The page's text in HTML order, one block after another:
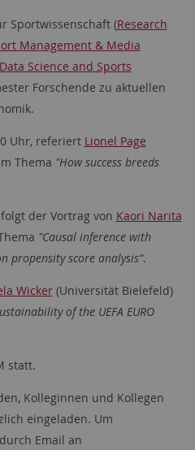
Sportwissenschaft (Research
Management & Media
Data Science and Sports
Forschende zu aktuellen
Uhr, referiert Lionel Page
Thema "How success breeds
der Vortrag von Kaori Narita
"Causal inference with
propensity score analysis“.
Wicker(Universität Bielefeld)
of the UEFA EURO
statt.
Kolleginnen und Kollegen
eingeladen. Um
Email an